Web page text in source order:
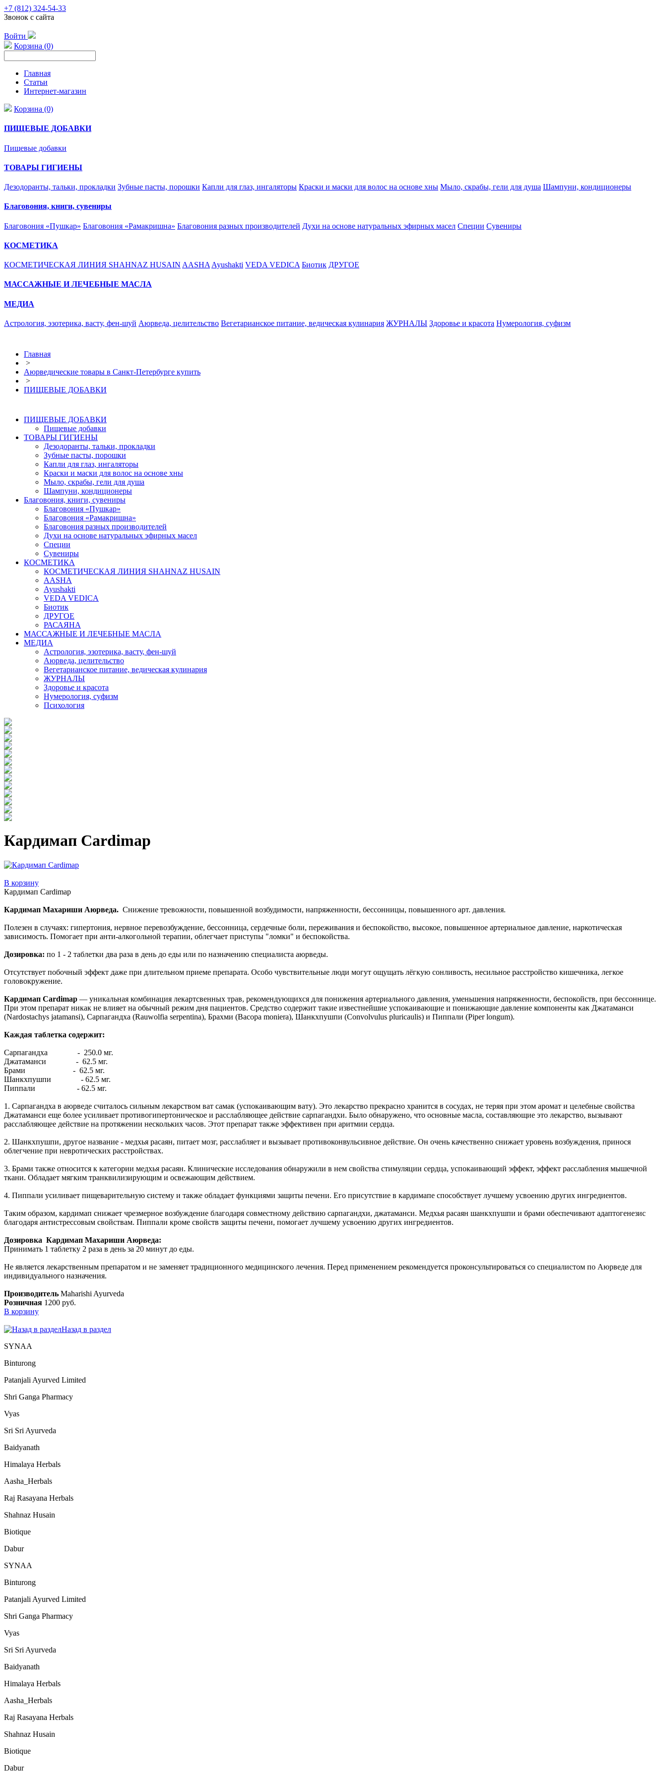
+7 (812) 324-54-33
Звонок с сайта
Войти
Корзина (0)
Главная
Статьи
Интернет-магазин
Корзина (0)
ПИЩЕВЫЕ ДОБАВКИ
Пищевые добавки
ТОВАРЫ ГИГИЕНЫ
Дезодоранты, тальки, прокладки Зубные пасты, порошки Капли для глаз, ингаляторы Краски и маски для волос на основе хны Мыло, скрабы, гели для душа Шампуни, кондиционеры
Благовония, книги, сувениры
Благовония «Пушкар» Благовония «Рамакришна» Благовония разных производителей Духи на основе натуральных эфирных масел Специи Сувениры
КОСМЕТИКА
КОСМЕТИЧЕСКАЯ ЛИНИЯ SHAHNAZ HUSAIN AASHA Ayushakti VEDA VEDICA Биотик ДРУГОЕ
МАССАЖНЫЕ И ЛЕЧЕБНЫЕ МАСЛА
МЕДИА
Астрология, эзотерика, васту, фен-шуй Аюрведа, целительство Вегетарианское питание, ведическая кулинария ЖУРНАЛЫ Здоровье и красота Нумерология, суфизм
Главная
>
Аюрведические товары в Санкт-Петербурге купить
>
ПИЩЕВЫЕ ДОБАВКИ
ПИЩЕВЫЕ ДОБАВКИ
Пищевые добавки
ТОВАРЫ ГИГИЕНЫ
Дезодоранты, тальки, прокладки
Зубные пасты, порошки
Капли для глаз, ингаляторы
Краски и маски для волос на основе хны
Мыло, скрабы, гели для душа
Шампуни, кондиционеры
Благовония, книги, сувениры
Благовония «Пушкар»
Благовония «Рамакришна»
Благовония разных производителей
Духи на основе натуральных эфирных масел
Специи
Сувениры
КОСМЕТИКА
КОСМЕТИЧЕСКАЯ ЛИНИЯ SHAHNAZ HUSAIN
AASHA
Ayushakti
VEDA VEDICA
Биотик
ДРУГОЕ
РАСАЯНА
МАССАЖНЫЕ И ЛЕЧЕБНЫЕ МАСЛА
МЕДИА
Астрология, эзотерика, васту, фен-шуй
Аюрведа, целительство
Вегетарианское питание, ведическая кулинария
ЖУРНАЛЫ
Здоровье и красота
Нумерология, суфизм
Психология
Кардимап Cardimap
В корзину
Кардимап Cardimap
Кардимап Махариши Аюрведа. Снижение тревожности, повышенной возбудимости, напряженности, бессонницы, повышенного арт. давления.
Полезен в случаях: гипертония, нервное перевозбуждение, бессонница, сердечные боли, переживания и беспокойство, высокое, повышенное артериальное давление, наркотическая
зависимость. Помогает при анти-алкогольной терапии, облегчает приступы "ломки" и беспокойства.
Дозировка: по 1 - 2 таблетки два раза в день до еды или по назначению специалиста аюрведы.
Отсутствует побочный эффект даже при длительном приеме препарата. Особо чувствительные люди могут ощущать лёгкую сонливость, несильное расстройство кишечника, легкое
головокружение.
Кардимап Cardimap — уникальная комбинация лекартсвенных трав, рекомендующихся для понижения артериального давления, уменьшения напряженности, беспокойств, при бессоннице.
При этом препарат никак не влияет на обычный режим дня пациентов. Средство содержит такие известнейшие успокаивающие и понижающие давление компоненты как Джатаманси
(Nardostachys jatamansi), Cарпагандха (Rauwolfia serpentina), Брахми (Bacopa moniera), Шанкхпушпи (Convolvulus pluricaulis) и Пиппали (Piper longum).
Каждая таблетка содержит:
Сарпагандха - 250.0 мг.
Джатаманси - 62.5 мг.
Брами - 62.5 мг.
Шанкхпушпи - 62.5 мг.
Пиппали - 62.5 мг.
1. Сарпагандха в аюрведе считалось сильным лекарством ват самак (успокаивающим вату). Это лекарство прекрасно хранится в сосудах, не теряя при этом аромат и целебные свойства
Джатаманси еще более усиливает противогипертоническое и расслабляющее действие сарпагандхи. Было обнаружено, что основные масла, составляющие это лекарство, вызывают
расслабляющее действие на протяжении нескольких часов. Этот препарат также эффективен при аритмии сердца.
2. Шанкхпушпи, другое название - медхья расаян, питает мозг, расслабляет и вызывает противоконвульсивное действие. Он очень качественно снижает уровень возбуждения, принося
облегчение при невротических расстройствах.
3. Брами также относится к категории медхья расаян. Клинические исследования обнаружили в нем свойства стимуляции сердца, успокаивающий эффект, эффект расслабления мышечной
ткани. Обладает мягким транквилизирующим и освежающим действием.
4. Пиппали усиливает пищеварительную систему и также обладает функциями защиты печени. Его присутствие в кардимапе способствует лучшему усвоению других ингредиентов.
Таким образом, кардимап снижает чрезмерное возбуждение благодаря совместному действию сарпагандхи, джатаманси. Медхья расаян шанкхпушпи и брами обеспечивают адаптогенезис
благодаря антистрессовым свойствам. Пиппали кроме свойств защиты печени, помогает лучшему усвоению других ингредиентов.
Дозировка Кардимап Махариши Аюрведа:
Принимать 1 таблетку 2 раза в день за 20 минут до еды.
Не является лекарственным препаратом и не заменяет традиционного медицинского лечения. Перед применением рекомендуется проконсультироваться со специалистом по Аюрведе для
индивидуального назначения.
Производитель Maharishi Ayurveda
Розничная 1200 руб.
В корзину
Назад в раздел
SYNAA
Binturong
Patanjali Ayurved Limited
Shri Ganga Pharmacy
Vyas
Sri Sri Ayurveda
Baidyanath
Himalaya Herbals
Aasha_Herbals
Raj Rasayana Herbals
Shahnaz Husain
Biotique
Dabur
SYNAA
Binturong
Patanjali Ayurved Limited
Shri Ganga Pharmacy
Vyas
Sri Sri Ayurveda
Baidyanath
Himalaya Herbals
Aasha_Herbals
Raj Rasayana Herbals
Shahnaz Husain
Biotique
Dabur